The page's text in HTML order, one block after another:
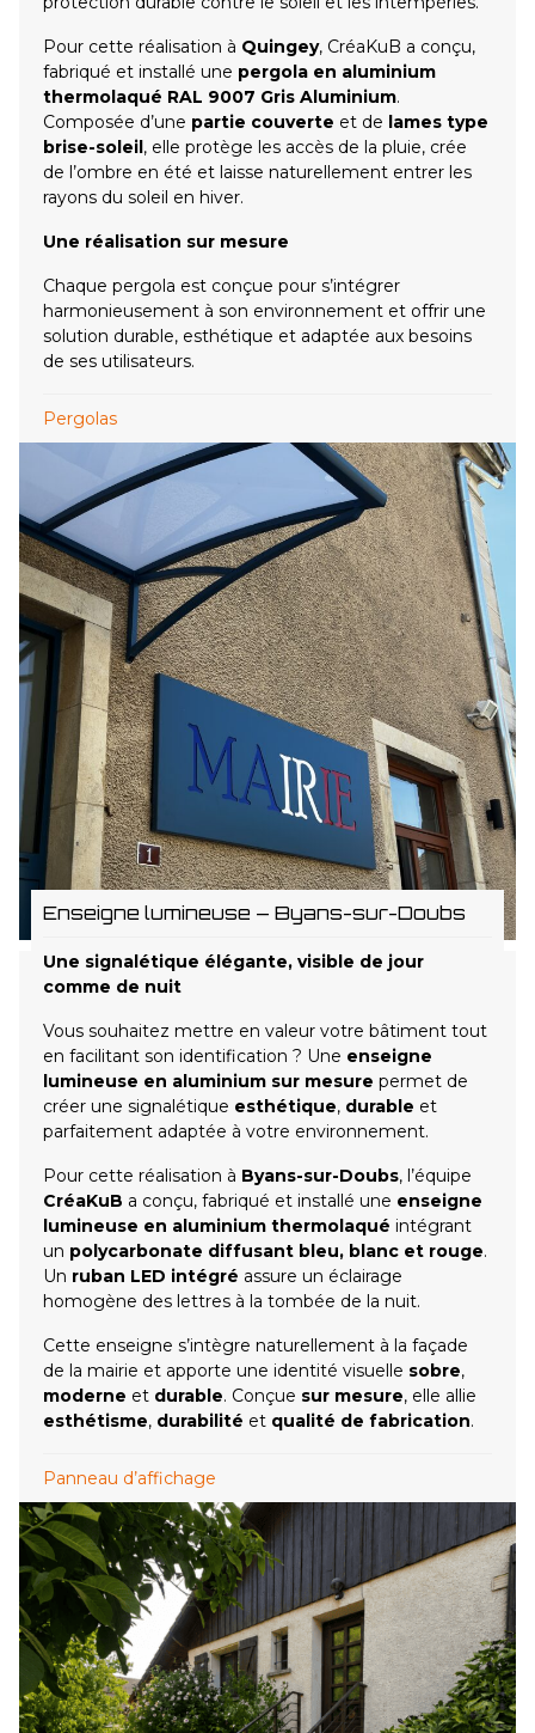
Pour cette réalisation à Quingey, CréaKuB a conçu,
fabriqué et installé une pergola en aluminium
thermolaqué RAL 9007 Gris Aluminium.
Composée d’une partie couverte et de lames type
brise-soleil, elle protège les accès de la pluie, crée
de l’ombre en été et laisse naturellement entrer les
rayons du soleil en hiver.
Une réalisation sur mesure
Chaque pergola est conçue pour s’intégrer
harmonieusement à son environnement et offrir une
solution durable, esthétique et adaptée aux besoins
de ses utilisateurs.
Pergolas
Enseigne lumineuse – Byans-sur-Doubs
Une signalétique élégante, visible de jour
comme de nuit
Vous souhaitez mettre en valeur votre bâtiment tout
en facilitant son identification ? Une enseigne
lumineuse en aluminium sur mesure permet de
créer une signalétique esthétique, durable et
parfaitement adaptée à votre environnement.
Pour cette réalisation à Byans-sur-Doubs, l’équipe
CréaKuB a conçu, fabriqué et installé une enseigne
lumineuse en aluminium thermolaqué intégrant
un polycarbonate diffusant bleu, blanc et rouge.
Un ruban LED intégré assure un éclairage
homogène des lettres à la tombée de la nuit.
Cette enseigne s’intègre naturellement à la façade
de la mairie et apporte une identité visuelle sobre,
moderne et durable. Conçue sur mesure, elle allie
esthétisme, durabilité et qualité de fabrication.
Panneau d’affichage